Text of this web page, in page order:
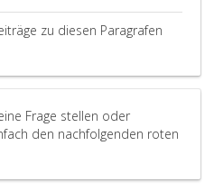
zu diesen Paragrafen
Frage stellen oder
den nachfolgenden roten